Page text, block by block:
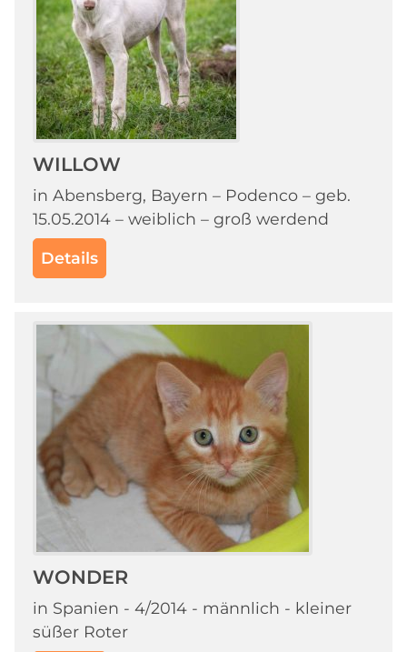
WILLOW
in Abensberg, Bayern – Podenco – geb.
15.05.2014 – weiblich – groß werdend
Details
WONDER
in Spanien - 4/2014 - männlich - kleiner
süßer Roter